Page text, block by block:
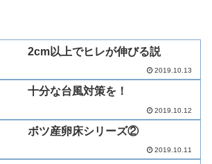
2cm以上でヒレが伸びる説
2019.10.13
十分な台風対策を！
2019.10.12
ボツ産卵床シリーズ②
2019.10.11